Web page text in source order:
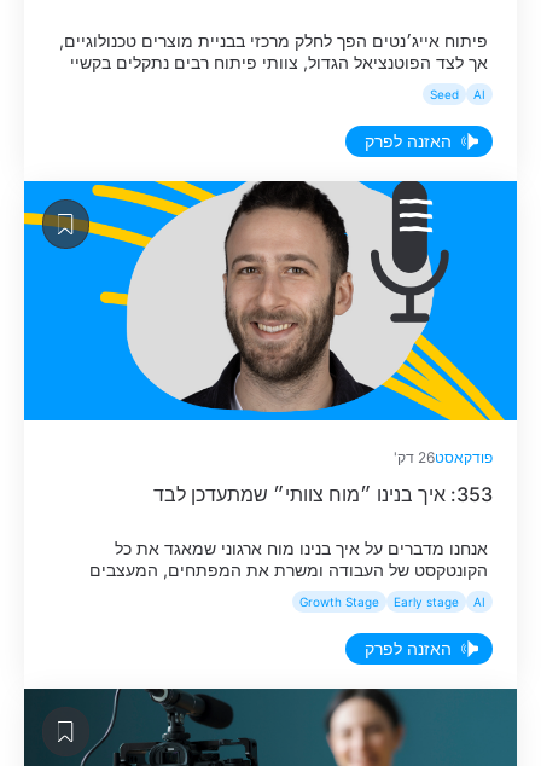
פיתוח אייג׳נטים הפך לחלק מרכזי בבניית מוצרים טכנולוגיים,
אך לצד הפוטנציאל הגדול, צוותי פיתוח רבים נתקלים בקשיי
אמינות ובעלויות גבוהות. כדי לגרום לאייגנט לבצע משימות
מורכבות, הנטייה הטבעית היא להעמיס עליו כמה שיותר
מידע, הנחיות היסטוריות וכלים בתוך קונטקסט אחד גדול.
AI
Seed
האזנה לפרק
פודקאסט26 דק'
353: איך בנינו ״מוח צוותי״ שמתעדכן לבד
אנחנו מדברים על איך בנינו מוח ארגוני שמאגד את כל
הקונטקסט של העבודה ומשרת את המפתחים, המעצבים
ואנשי המוצר ביום-יום.
AI
Early stage
Growth Stage
האזנה לפרק